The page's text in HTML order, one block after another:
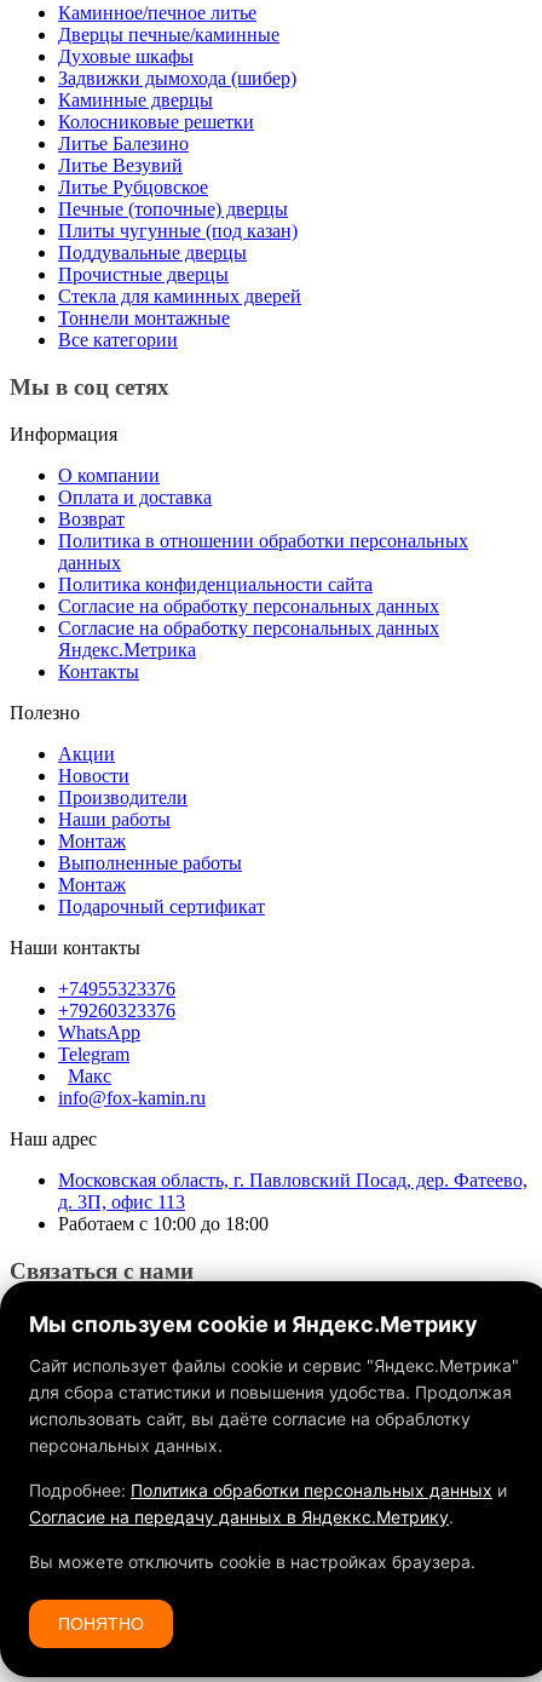
Каминное/печное литье
Дверцы печные/каминные
Духовые шкафы
Задвижки дымохода (шибер)
Каминные дверцы
Колосниковые решетки
Литье Балезино
Литье Везувий
Литье Рубцовское
Печные (топочные) дверцы
Плиты чугунные (под казан)
Поддувальные дверцы
Прочистные дверцы
Стекла для каминных дверей
Тоннели монтажные
Все категории
Мы в соц сетях
Информация
О компании
Оплата и доставка
Возврат
Политика в отношении обработки персональных
данных
Политика конфиденциальности сайта
Согласие на обработку персональных данных
Согласие на обработку персональных данных
Яндекс.Метрика
Контакты
Полезно
Акции
Новости
Производители
Наши работы
Монтаж
Выполненные работы
Монтаж
Подарочный сертификат
Наши контакты
+74955323376
+79260323376
WhatsApp
Telegram
Макс
info@fox-kamin.ru
Наш адрес
Московская область, г. Павловский Посад, дер. Фатеево,
д. 3П, офис 113
Работаем с 10:00 до 18:00
Связаться с нами
Обращаем ваше внимание на то, что данный интернет-сайт, а
также вся информация о товарах и ценах, предоставленная на
при каких условиях не является публичной офертой,
определяемой положениями Статьи 437 ГК РФ.
Мы спользуем cookie и Яндекс.Метрику
Сайт использует файлы cookie и сервис "Яндекс.Метрика"
для сбора статистики и повышения удобства. Продолжая
использовать сайт, вы даёте согласие на обраблотку
персональных данных.
Подробнее: Политика обработки персональных данных и
Согласие на передачу данных в Яндеккс.Метрику.
Вы можете отключить cookie в настройках браузера.
ПОНЯТНО
Спасибо за Ваш заказ!